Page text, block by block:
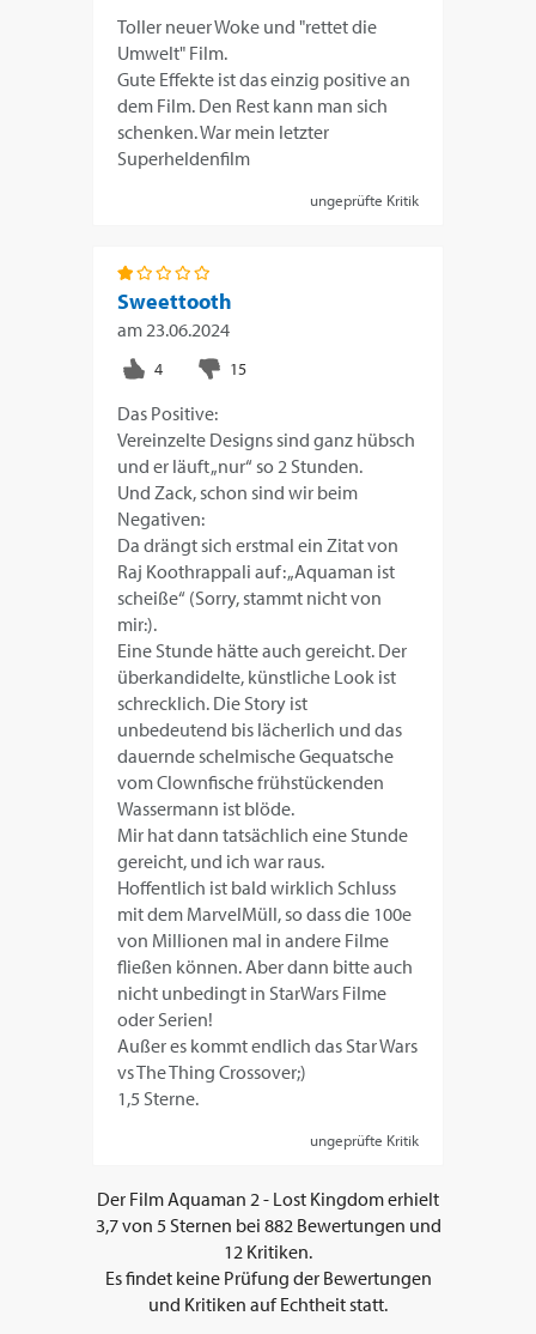
Toller neuer Woke und "rettet die
Umwelt" Film.
Gute Effekte ist das einzig positive an
dem Film. Den Rest kann man sich
schenken. War mein letzter
Superheldenfilm
ungeprüfte Kritik
Sweettooth
am23.06.2024
Das Positive:
Vereinzelte Designs sind ganz hübsch
und er läuft „nur“ so 2 Stunden.
Und Zack, schon sind wir beim
Negativen:
Da drängt sich erstmal ein Zitat von
Raj Koothrappali auf: „Aquaman ist
scheiße“ (Sorry, stammt nicht von
mir:).
Eine Stunde hätte auch gereicht. Der
überkandidelte, künstliche Look ist
schrecklich. Die Story ist
unbedeutend bis lächerlich und das
dauernde schelmische Gequatsche
vom Clownfische frühstückenden
Wassermann ist blöde.
Mir hat dann tatsächlich eine Stunde
gereicht, und ich war raus.
Hoffentlich ist bald wirklich Schluss
mit dem MarvelMüll, so dass die 100e
von Millionen mal in andere Filme
fließen können. Aber dann bitte auch
nicht unbedingt in StarWars Filme
oder Serien!
Außer es kommt endlich das Star Wars
vs The Thing Crossover;)
1,5 Sterne.
ungeprüfte Kritik
Der FilmAquaman 2 - Lost Kingdomerhielt
3,7von 5Sternen bei 882Bewertungen und
12 Kritiken.
Es findet keine Prüfung der Bewertungen
und Kritiken auf Echtheit statt.